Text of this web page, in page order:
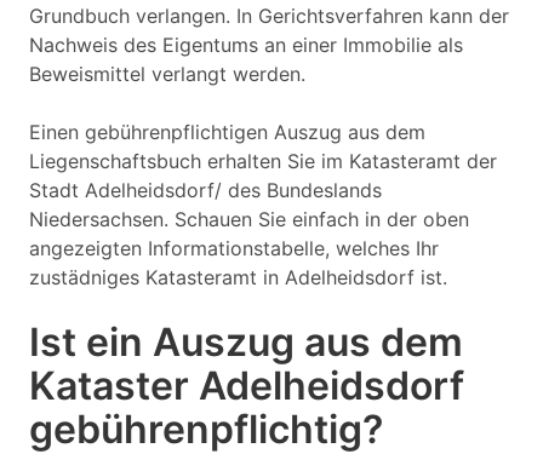
Grundbuch verlangen. In Gerichtsverfahren kann der
Nachweis des Eigentums an einer Immobilie als
Beweismittel verlangt werden.
Einen gebührenpflichtigen Auszug aus dem
Liegenschaftsbuch erhalten Sie im Katasteramt der
Stadt Adelheidsdorf/ des Bundeslands
Niedersachsen. Schauen Sie einfach in der oben
angezeigten Informationstabelle, welches Ihr
zustädniges Katasteramt in Adelheidsdorf ist.
Ist ein Auszug aus dem
Kataster Adelheidsdorf
gebührenpflichtig?